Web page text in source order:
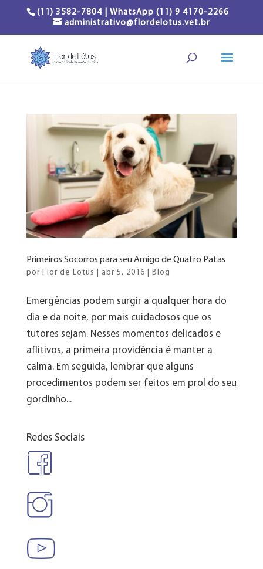
(11) 3582-7804 | WhatsApp (11) 9 4170-2266
administrativo@flordelotus.vet.br
Primeiros Socorros para seu Amigo de Quatro Patas
por Flor de Lotus abr 5, 2016 Blog
Emergências podem surgir a qualquer hora do
dia e da noite, por mais cuidadosos que os
tutores sejam. Nesses momentos delicados e
aflitivos, a primeira providência é manter a
calma. Em seguida, lembrar que alguns
procedimentos podem ser feitos em prol do seu
gordinho...
Redes Sociais